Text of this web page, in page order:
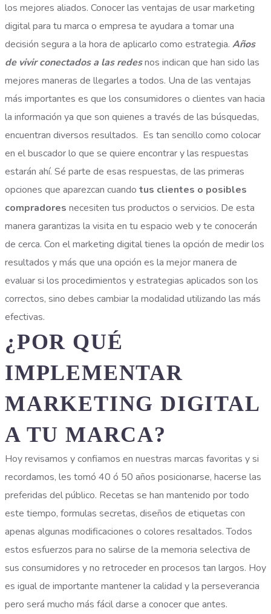
los mejores aliados. Conocer las ventajas de usar marketing
digital para tu marca o empresa te ayudara a tomar una
decisión segura a la hora de aplicarlo como estrategia. Años
de vivir conectados a las redesnos indican que han sido las
mejores maneras de llegarles a todos. Una de las ventajas
más importantes es que los consumidores o clientes van hacia
la información ya que son quienes a través de las búsquedas,
encuentran diversos resultados. Es tan sencillo como colocar
en el buscador lo que se quiere encontrar y las respuestas
estarán ahí. Sé parte de esas respuestas, de las primeras
opciones que aparezcan cuando tus clientes o posibles
compradores necesiten tus productos o servicios. De esta
manera garantizas la visita en tu espacio web y te conocerán
de cerca. Con el marketing digital tienes la opción de medir los
resultados y más que una opción es la mejor manera de
evaluar si los procedimientos y estrategias aplicados son los
correctos, sino debes cambiar la modalidad utilizando las más
efectivas.
¿POR QUÉ
IMPLEMENTAR
MARKETING DIGITAL
A TU MARCA?
Hoy revisamos y confiamos en nuestras marcas favoritas y si
recordamos, les tomó 40 ó 50 años posicionarse, hacerse las
preferidas del público. Recetas se han mantenido por todo
este tiempo, formulas secretas, diseños de etiquetas con
apenas algunas modificaciones o colores resaltados. Todos
estos esfuerzos para no salirse de la memoria selectiva de
sus consumidores y no retroceder en procesos tan largos. Hoy
es igual de importante mantener la calidad y la perseverancia
pero será mucho más fácil darse a conocer que antes.